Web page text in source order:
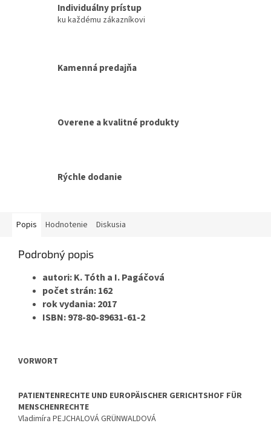
Individuálny prístup
ku každému zákazníkovi
Kamenná predajňa
Overene a kvalitné produkty
Rýchle dodanie
Popis Hodnotenie Diskusia
Podrobný popis
autori: K. Tóth a I. Pagáčová
počet strán: 162
rok vydania: 2017
ISBN: 978-80-89631-61-2
VORWORT
PATIENTENRECHTE UND EUROPÄISCHER GERICHTSHOF FÜR
MENSCHENRECHTE
Vladimíra PEJCHALOVÁ GRÜNWALDOVÁ